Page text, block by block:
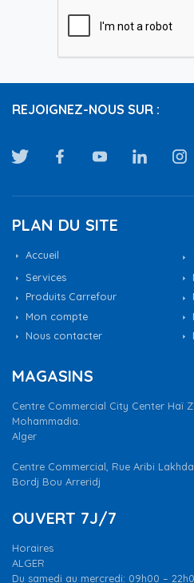
REJOIGNEZ-NOUS SUR :
PLAN DU SITE
Accueil
Services
Produits Carrefour
Mon compte
Nous contacter
MAGASINS
Centre Commercial City Center Haï
Mohammadia.
Alger
Centre Commercial, Rue Aribi
Bordj Bou Arreridj
OUVERT 7J/7
Horaires
ALGER
Du samedi au mercredi: 09h00 –